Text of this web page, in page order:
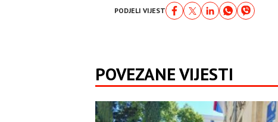
PODJELI VIJEST
POVEZANE VIJESTI